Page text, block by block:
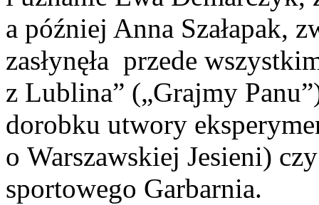
a później Anna Szałapak,
zasłynęła przede
z Lublina” („Grajmy
dorobku utwory
o Warszawskiej Jesieni)
sportowego Garbarnia.